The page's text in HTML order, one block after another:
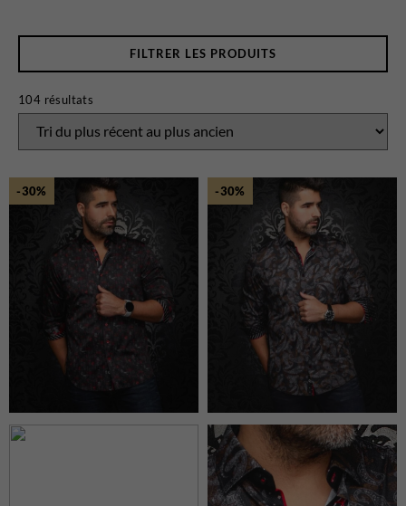
Maillots de Bain
Manteaux
Pantalons
Sous-Vêtements
T-Shirts et Polos
Vestons
Vêtements de Nuit
CHAUSSURES ET
ACCESSOIRES
Bas
Ceintures et Bretelles
Chaussures
Cravates et Noeuds Papillons
FILTRER LES PRODUITS
104 résultats
-30% -30%